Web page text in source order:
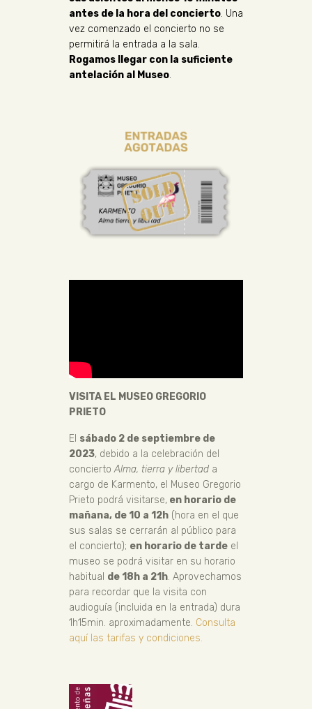
antes de la hora del concierto. Una
vez comenzado el concierto no se
permitirá la entrada a la sala.
Rogamos llegar con la suficiente
antelación al Museo.
VISITA EL MUSEO GREGORIO
PRIETO
El sábado 2 de septiembre de
2023, debido a la celebración del
conciertoAlma, tierra y libertad a
cargo de Karmento, el Museo Gregorio
Prieto podrá visitarse, en horario de
mañana, de 10 a 12h (hora en el que
sus salas se cerrarán al público para
el concierto); en horario de tarde el
museo se podrá visitar en su horario
habitual de 18h a 21h. Aprovechamos
para recordar que la visita con
audioguía (incluida en la entrada) dura
1h15min. aproximadamente. Consulta
aquí las tarifas y condiciones.